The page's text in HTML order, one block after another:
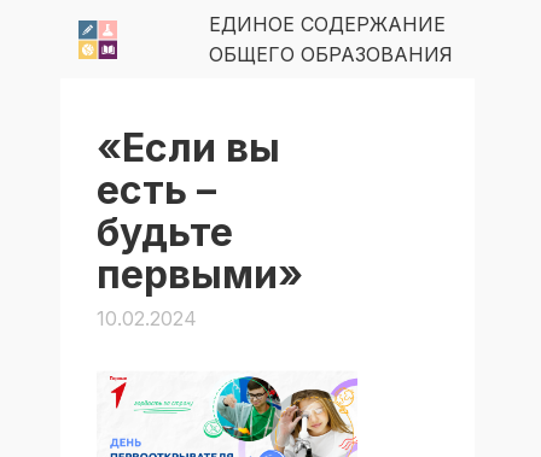
ЕДИНОЕ СОДЕРЖАНИЕ
ОБЩЕГО ОБРАЗОВАНИЯ
«Если вы
есть –
будьте
первыми»
10.02.2024